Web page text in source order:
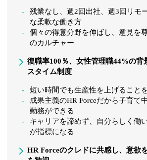
残業なし、週2回出社、週3回リモ
な柔軟な働き方
個々の得意分野を伸ばし、意見を
のカルチャー
復職率100％、女性管理職44%の背
スタイム制度
短い時間でも生産性を上げること
成果主義のHR Forceだから子育て
勤務ができる
キャリアを諦めず、自分らしく働
が指標になる
HR Forceのクレドに共感し、意欲